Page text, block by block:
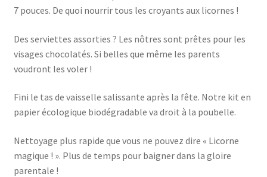
7 pouces. De quoi nourrir tous les croyants aux licornes !
Des serviettes assorties ? Les nôtres sont prêtes pour les
visages chocolatés. Si belles que même les parents
voudront les voler !
Fini le tas de vaisselle salissante après la fête. Notre kit en
papier écologique biodégradable va droit à la poubelle.
Nettoyage plus rapide que vous ne pouvez dire « Licorne
magique ! ». Plus de temps pour baigner dans la gloire
parentale !